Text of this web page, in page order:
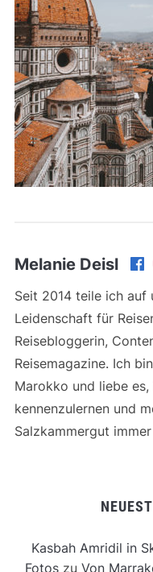
Melanie Deisl
Seit 2014 teile ich auf
Leidenschaft für
Reisebloggerin,
Reisemagazine. Ich
Marokko und liebe
kennenzulernen und
Salzkammergut
Kasbah Amridil in
Fotoszu Von